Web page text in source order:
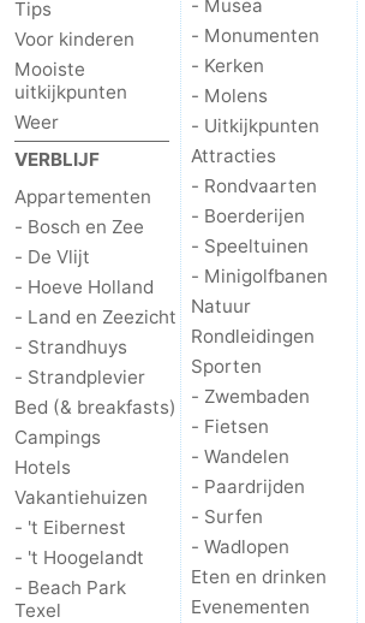
Nieuws
Medische
adressen
Regio
Waddeneilanden
-
Schiermonnikoog
-
Ameland
Terschelling
Vlieland
Noord-
Holland
-
Natuur
-
Tips
Voor kinderen
Mooiste
uitkijkpunten
Weer
VERBLIJF
Appartementen
- Bosch en Zee
- De Vlijt
- Hoeve Holland
- Land en Zeezicht
- Strandhuys
- Strandplevier
Bed (& breakfasts)
Campings
Hotels
Vakantiehuizen
- 't Eibernest
- 't Hoogelandt
- Beach Park
Texel
- Musea
- Monumenten
- Kerken
- Molens
- Uitkijkpunten
Attracties
- Rondvaarten
- Boerderijen
- Speeltuinen
- Minigolfbanen
Natuur
Rondleidingen
Sporten
- Zwembaden
- Fietsen
- Wandelen
- Paardrijden
- Surfen
- Wadlopen
Eten en drinken
Evenementen